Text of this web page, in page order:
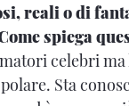
reali o di
spiega
celebri ma
Sta